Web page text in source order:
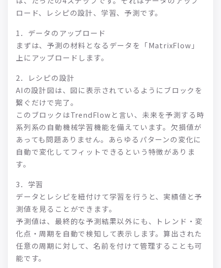
ロード、レシピの設計、学習、予測です。
1．データのアップロード
まずは、予測の材料となるデータを「MatrixFlow」
上にアップロードします。
2．レシピの設計
AIの設計図は、図に表示されているようにブロックを
繋ぐだけで完了。
このブロックはTrendFlowと言い、未来を予測する時
系列系の自動機械学習機能を備えています。欠損値が
あっても問題ありません。あらゆるパターンの変化に
自動で変化してフィットできるという特徴がありま
す。
3．学習
データとレシピを紐付けて学習を行うと、実績値と予
測値を見ることができます。
予測値は、最終的な予測結果以外にも、トレンド・変
化点・周期を自動で検知して表示します。算出された
任意の周期に対して、名前を付けて管理することも可
能です。